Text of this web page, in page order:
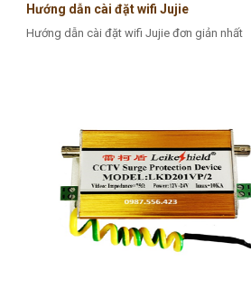
Hướng dẫn cài đặt wifi Jujie
Hướng dẫn cài đặt wifi Jujie đơn giản nhất